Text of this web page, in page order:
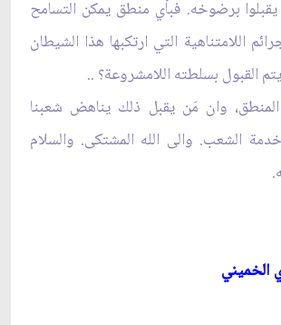
برضوخه. فبأي منطق يمكن التسامح
اللامتناهية التي ارتكبها هذا الشيطان
القبول بسلطته اللامشروعة؟ ..
وان مَن يقبل ذلك يناهض شعبنا
الشعب. والى الله المشتكى. والسلام
الخميني‏